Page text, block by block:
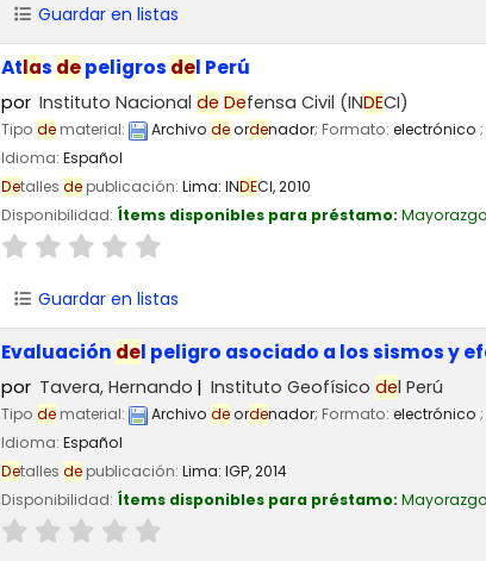
Guardar en listas
Atlas depeligros del Perú
por Instituto Nacionalde Defensa Civil (INDECI)
Tipo dematerial: Archivo deordenador; Formato: electrónico
Idioma: Español
Detalles depublicación: Lima: INDECI,2010
Disponibilidad: Ítems disponibles para préstamo: Mayorazgo
Guardar en listas
Evaluación del peligro asociado a los sismos y
por Tavera, Hernando Instituto Geofísico del Perú
Tipo de material: Archivo deordenador; Formato: electrónico
Idioma: Español
Detalles de publicación: Lima: IGP,2014
Disponibilidad: Ítems disponibles para préstamo: Mayorazgo